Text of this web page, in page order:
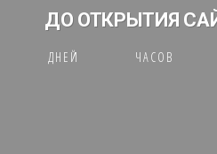
ДО ОТКРЫТИЯ
ДНЕЙ ЧАСОВ